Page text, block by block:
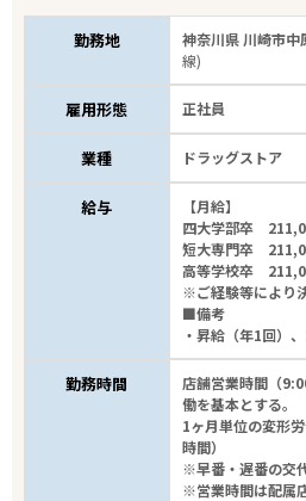
勤務地 神奈川県 川崎市
線)
雇用形態 正社員
業種 ドラッグストア
給与
【月給】
四大学部卒
短大専門卒
高等学校卒
※ご経験等により
■備考
・昇給（年1回）
勤務時間
店舗営業時間（
働を基本とする。
1ヶ月単位の変形
時間）
※早番・遅番の交
※営業時間は配属